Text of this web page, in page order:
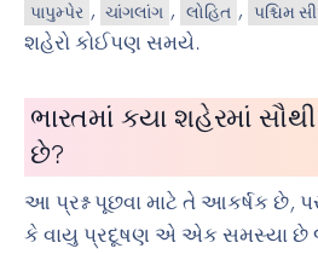
પાપુમ્પેર , ચાંગલાંગ , લોહિત , પશ્ચિમ
શહેરો કોઈપણ સમયે.
ભારતમાં કયા શહેરમાં
છે?
આ પ્રશ્ન પૂછવા માટે તે આકર્ષક છે,
કે વાયુ પ્રદૂષણ એ એક સમસ્યા છે જે